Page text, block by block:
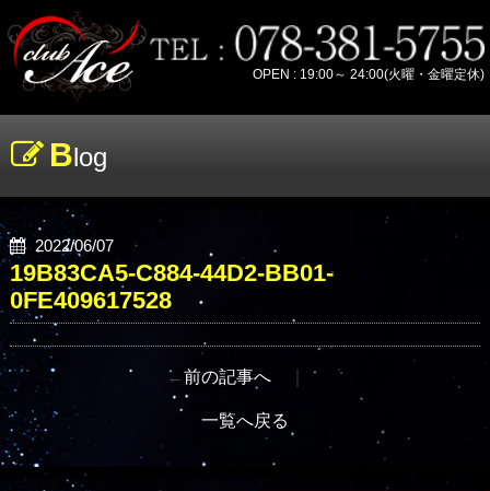
OPEN : 19:00～ 24:00(火曜・金曜定休)
Blog
2022/06/07
19B83CA5-C884-44D2-BB01-
0FE409617528
←前の記事へ ｜
一覧へ戻る